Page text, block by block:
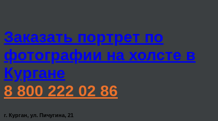
Заказать портрет по
фотографии на холсте в
Кургане
8 800 222 02 86
г. Курган, ул. Пичугина, 21